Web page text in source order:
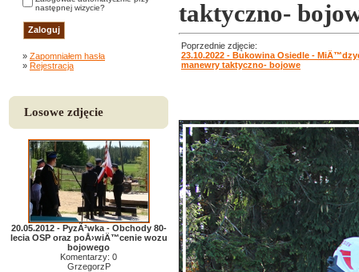
następnej wizycie?
» Zapomniałem hasła
» Rejestracja
Losowe zdjęcie
20.05.2012 - PyzÃ³wka - Obchody 80-
lecia OSP oraz poÅ›wiÄ™cenie wozu
bojowego
Komentarzy: 0
GrzegorzP
taktyczno-
Poprzednie zdjęcie:
23.10.2022 - Bukowina Osiedle -
manewry taktyczno- bojowe